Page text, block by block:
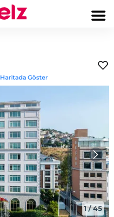
Haritada Göster
1/45